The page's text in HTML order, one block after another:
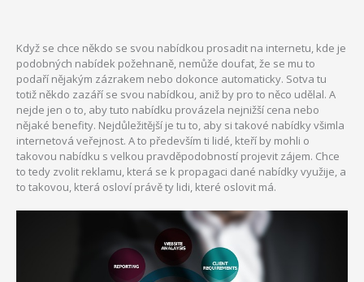
Když se chce někdo se svou nabídkou prosadit na internetu, kde je
podobných nabídek požehnaně, nemůže doufat, že se mu to
podaří nějakým zázrakem nebo dokonce automaticky. Sotva tu
totiž někdo zazáří se svou nabídkou, aniž by pro to něco udělal. A
nejde jen o to, aby tuto nabídku provázela nejnižší cena nebo
nějaké benefity. Nejdůležitější je tu to, aby si takové nabídky všimla
internetová veřejnost. A to především ti lidé, kteří by mohli o
takovou nabídku s velkou pravděpodobností projevit zájem. Chce
to tedy zvolit reklamu, která se k propagaci dané nabídky využije, a
to takovou, která osloví právě ty lidi, které oslovit má.